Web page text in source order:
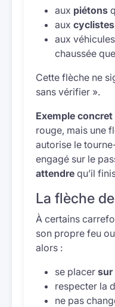
aux piétons
aux cyclistes
aux
chaussée
Cette flèche ne
sans vérifier ».
Exemple concret
rouge, mais une
autorise le
engagé sur le
attendre qu’il
La flèche
À certains
son propre feu
alors :
se placer sur
respecter la
ne pas